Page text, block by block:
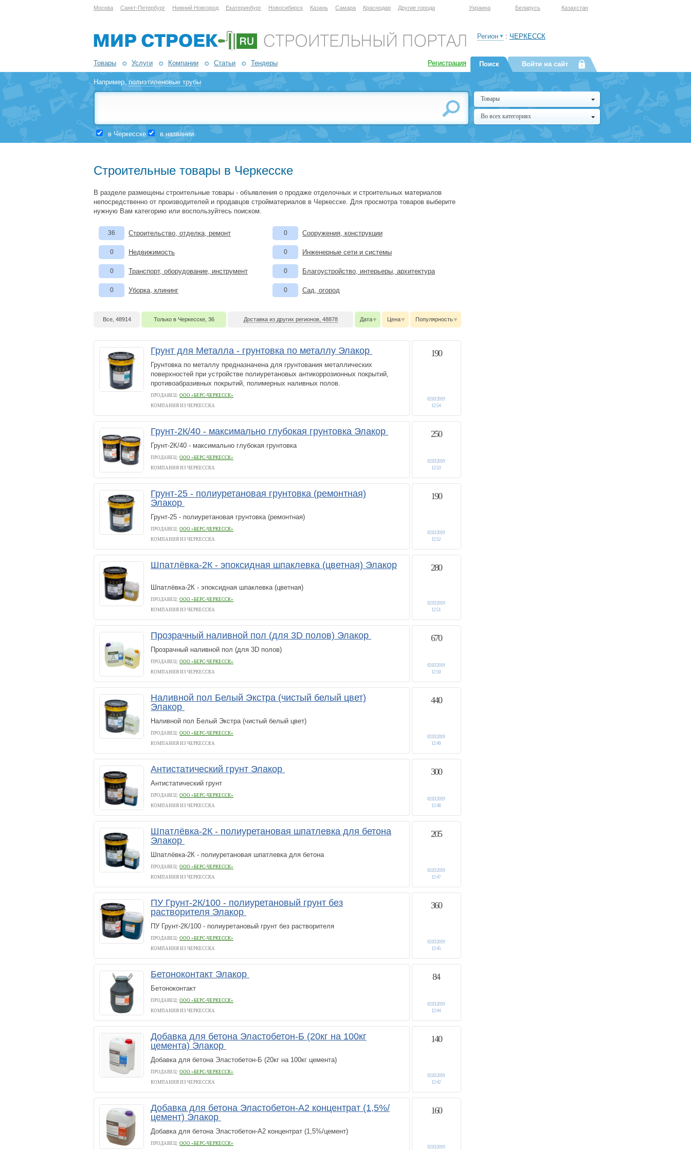
Москва Санкт-Петербург Нижний Новгород Екатеринбург Новосибирск Казань Самара Краснодар Другие города Украина Беларусь Казахстан
Товары Услуги Компании Статьи Тендеры Регистрация
Регион : ЧЕРКЕССК
Например,полиэтиленовые трубы
в Черкесске в названии
Поиск Войти на сайт
Товары
Во всех категориях
Строительные товары в Черкесске
В разделе размещены строительные товары - объявления о продаже отделочных и строительных материалов
непосредственно от производителей и продавцов стройматериалов в Черкесске. Для просмотра товаров выберите
нужную Вам категорию или воспользуйтесь поиском.
36 Строительство, отделка, ремонт
0 Недвижимость
0 Транспорт, оборудование, инструмент
0 Уборка, клининг
0 Сооружения, конструкции
0 Инженерные сети и системы
0 Благоустройство, интерьеры, архитектура
0 Сад, огород
Все, 48914 Только в Черкесске, 36 Доставка из других регионов, 48878 Дата Цена Популярность
Грунт для Металла - грунтовка по металлу Элакор
Грунтовка по металлу предназначена для грунтования металлических
поверхностей при устройстве полиуретановых антикоррозионных покрытий,
противоабразивных покрытий, полимерных наливных полов.
ПРОДАВЕЦ: ООО «БЕРС-ЧЕРКЕССК»
КОМПАНИЯ ИЗ ЧЕРКЕССКА
190
02.03.2019
12:54
Грунт-2К/40 - максимально глубокая грунтовка Элакор
Грунт-2К/40 - максимально глубокая грунтовка
ПРОДАВЕЦ: ООО «БЕРС-ЧЕРКЕССК»
КОМПАНИЯ ИЗ ЧЕРКЕССКА
250
02.03.2019
12:53
Грунт-25 - полиуретановая грунтовка (ремонтная)
Элакор
Грунт-25 - полиуретановая грунтовка (ремонтная)
ПРОДАВЕЦ: ООО «БЕРС-ЧЕРКЕССК»
КОМПАНИЯ ИЗ ЧЕРКЕССКА
190
02.03.2019
12:52
Шпатлёвка-2К - эпоксидная шпаклевка (цветная) Элакор
Шпатлёвка-2К - эпоксидная шпаклевка (цветная)
ПРОДАВЕЦ: ООО «БЕРС-ЧЕРКЕССК»
КОМПАНИЯ ИЗ ЧЕРКЕССКА
280
02.03.2019
12:51
Прозрачный наливной пол (для 3D полов) Элакор
Прозрачный наливной пол (для 3D полов)
ПРОДАВЕЦ: ООО «БЕРС-ЧЕРКЕССК»
КОМПАНИЯ ИЗ ЧЕРКЕССКА
670
02.03.2019
12:50
Наливной пол Белый Экстра (чистый белый цвет)
Элакор
Наливной пол Белый Экстра (чистый белый цвет)
ПРОДАВЕЦ: ООО «БЕРС-ЧЕРКЕССК»
КОМПАНИЯ ИЗ ЧЕРКЕССКА
440
02.03.2019
12:49
Антистатический грунт Элакор
Антистатический грунт
ПРОДАВЕЦ: ООО «БЕРС-ЧЕРКЕССК»
КОМПАНИЯ ИЗ ЧЕРКЕССКА
300
02.03.2019
12:48
Шпатлёвка-2К - полиуретановая шпатлевка для бетона
Элакор
Шпатлёвка-2К - полиуретановая шпатлевка для бетона
ПРОДАВЕЦ: ООО «БЕРС-ЧЕРКЕССК»
КОМПАНИЯ ИЗ ЧЕРКЕССКА
205
02.03.2019
12:47
ПУ Грунт-2К/100 - полиуретановый грунт без
растворителя Элакор
ПУ Грунт-2К/100 - полиуретановый грунт без растворителя
ПРОДАВЕЦ: ООО «БЕРС-ЧЕРКЕССК»
КОМПАНИЯ ИЗ ЧЕРКЕССКА
360
02.03.2019
12:45
Бетоноконтакт Элакор
Бетоноконтакт
ПРОДАВЕЦ: ООО «БЕРС-ЧЕРКЕССК»
КОМПАНИЯ ИЗ ЧЕРКЕССКА
84
02.03.2019
12:44
Добавка для бетона Эластобетон-Б (20кг на 100кг
цемента) Элакор
Добавка для бетона Эластобетон-Б (20кг на 100кг цемента)
ПРОДАВЕЦ: ООО «БЕРС-ЧЕРКЕССК»
КОМПАНИЯ ИЗ ЧЕРКЕССКА
140
02.03.2019
12:42
Добавка для бетона Эластобетон-А2 концентрат (1,5%/
цемент) Элакор
Добавка для бетона Эластобетон-А2 концентрат (1,5%/цемент)
ПРОДАВЕЦ: ООО «БЕРС-ЧЕРКЕССК»
160
02.03.2019